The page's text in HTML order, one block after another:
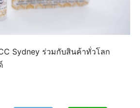
Sydney ร่วมกับสินค้าทั่วโลก